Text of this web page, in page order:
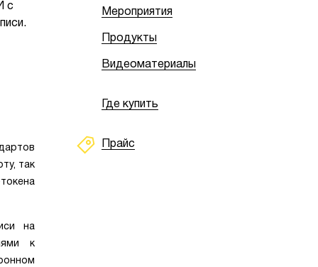
с
так
на
к
Мероприятия
Продукты
Видеоматериалы
Где купить
Прайс